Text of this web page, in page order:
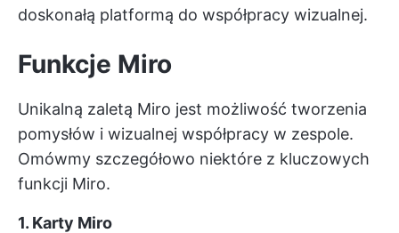
doskonałą platformą do współpracy wizualnej.
Funkcje Miro
Unikalną zaletą Miro jest możliwość tworzenia
pomysłów i wizualnej współpracy w zespole.
Omówmy szczegółowo niektóre z kluczowych
funkcji Miro.
1. Karty Miro